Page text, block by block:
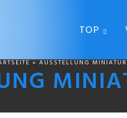
TOP
» AUSSTELLUNG